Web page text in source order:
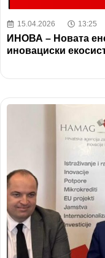
15.04.2026 13:25
ИНОВА – Новата
иновациски